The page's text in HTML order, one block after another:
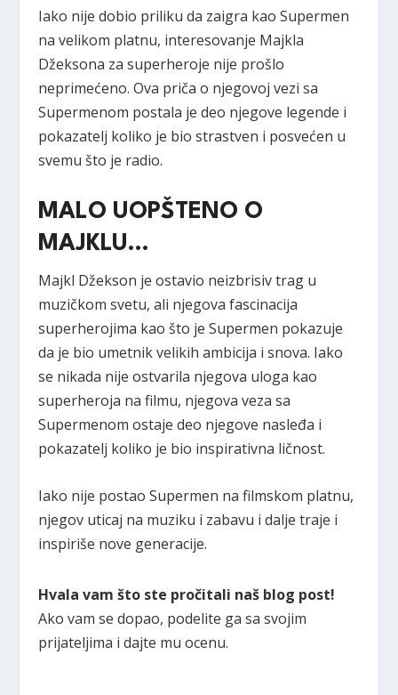
Iako nije dobio priliku da zaigra kao Supermen
na velikom platnu, interesovanje Majkla
Džeksona za superheroje nije prošlo
neprimećeno. Ova priča o njegovoj vezi sa
Supermenom postala je deo njegove legende i
pokazatelj koliko je bio strastven i posvećen u
svemu što je radio.
MALO UOPŠTENO O
MAJKLU…
Majkl Džekson je ostavio neizbrisiv trag u
muzičkom svetu, ali njegova fascinacija
superherojima kao što je Supermen pokazuje
da je bio umetnik velikih ambicija i snova. Iako
se nikada nije ostvarila njegova uloga kao
superheroja na filmu, njegova veza sa
Supermenom ostaje deo njegove nasleđa i
pokazatelj koliko je bio inspirativna ličnost.
Iako nije postao Supermen na filmskom platnu,
njegov uticaj na muziku i zabavu i dalje traje i
inspiriše nove generacije.
Hvala vam što ste pročitali naš blog post!
Ako vam se dopao, podelite ga sa svojim
prijateljima i dajte mu ocenu.